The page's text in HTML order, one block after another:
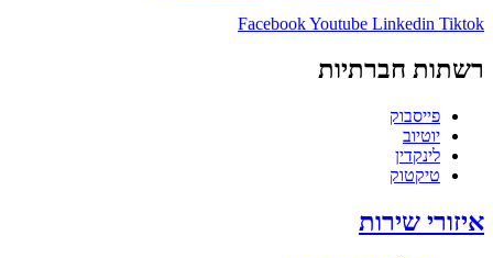
FacebookYoutube Linkedin Tiktok
רשתות חברתיות
פייסבוק
יוטיוב
לינקדין
טיקטוק
איזורי שירות